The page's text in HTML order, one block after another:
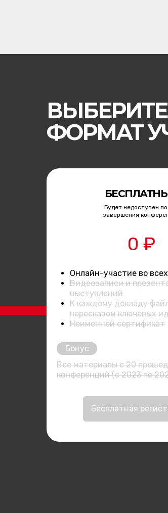
ФОРМАТ
Бесплатная
Все материалы с 20
конференций (с 2023 по
Бонус
Онлайн-участие во
Видеозаписи и
выступлений
К каждому докладу
пересказом ключевых
Неименной сертификат
0 ₽
Будет недоступен
завершения